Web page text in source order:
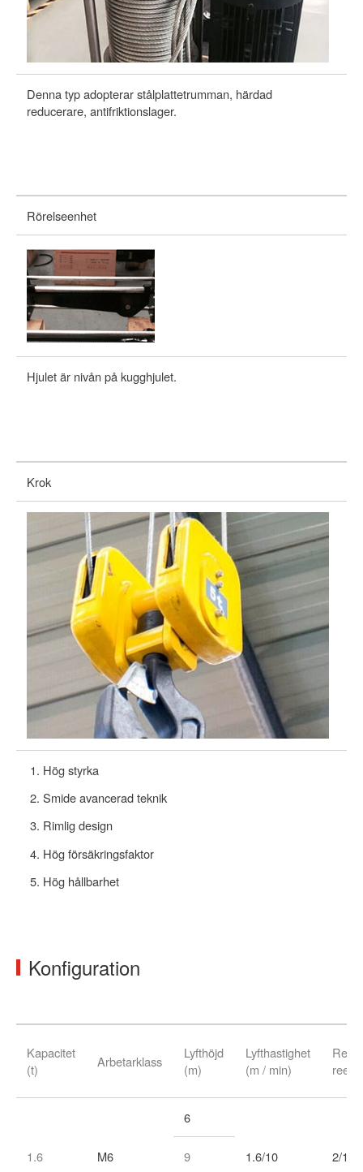
Denna typ adopterar stålplattetrumman, härdad
reducerare, antifriktionslager.
Rörelseenhet
Hjulet är nivån på kugghjulet.
Krok
Hög styrka
Smide avancerad teknik
Rimlig design
Hög försäkringsfaktor
Hög hållbarhet
Konfiguration
Kapacitet
(t)
Arbetarklass
Lyfthöjd
(m)
Lyfthastighet
(m / min)
Rep
1.6 M6
6
1.6/10 2/1
9